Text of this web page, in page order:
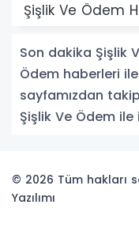
Şişlik Ve Ödem
Son dakika Şişlik
Ödem haberleri
sayfamızdan
Şişlik Ve Ödem
© 2026 Tüm hakları
Yazılımı